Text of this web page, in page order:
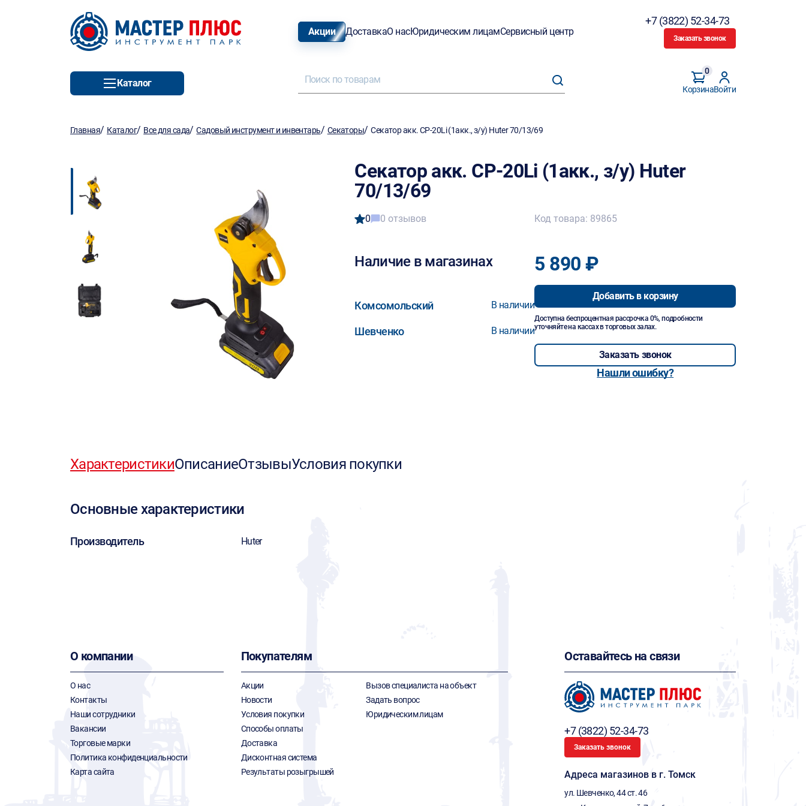
Акции ДоставкаО насЮридическим лицамСервисный центр
+7 (3822) 52-34-73
Заказать звонок
Каталог
Корзина
0
Войти
Главная/ Каталог/ Все для сада/Садовый инструмент и инвентарь/ Секаторы/Секатор акк. CP-20Li (1акк., з/у) Huter 70/13/69
Секатор акк. CP-20Li (1акк., з/у) Huter
70/13/69
0 0 отзывов
Наличие в магазинах
Комсомольский В наличии
Шевченко В наличии
Код товара: 89865
5 890 ₽
Добавить в корзину
Доступна беспроцентная рассрочка 0%, подробности
уточняйте на кассах в торговых залах.
Заказать звонок
Нашли ошибку?
ХарактеристикиОписаниеОтзывыУсловия покупки
Основные характеристики
Производитель Huter
О компании
О нас
Контакты
Наши сотрудники
Вакансии
Торговые марки
Политика конфиденциальности
Карта сайта
Покупателям
Акции
Новости
Условия покупки
Способы оплаты
Доставка
Дисконтная система
Результаты розыгрышей
Вызов специалиста на объект
Задать вопрос
Юридическим лицам
Оставайтесь на связи
+7 (3822) 52-34-73
Заказать звонок
Адреса магазинов в г. Томск
ул. Шевченко, 44 ст. 46